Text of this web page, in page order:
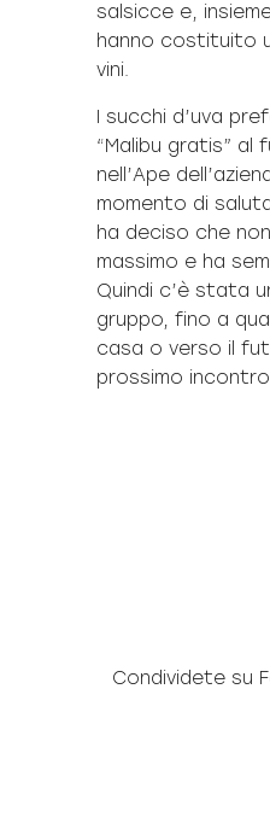
salsicce e,
hanno costituito
vini.
I succhi d’uva
“Malibu gratis” al
nell’Ape
momento di
ha deciso che
massimo e ha
Quindi c’è stata
gruppo, fino a
casa o verso il
prossimo
Condividete su